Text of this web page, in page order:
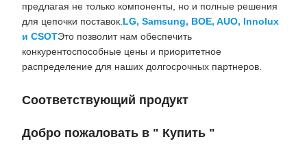
предлагая не только компоненты, но и полные решения
для цепочки поставок. LG, Samsung, BOE, AUO, Innolux
и CSOTЭто позволит нам обеспечить
конкурентоспособные цены и приоритетное
распределение для наших долгосрочных партнеров.
Соответствующий продукт
Добро пожаловать в " Купить "